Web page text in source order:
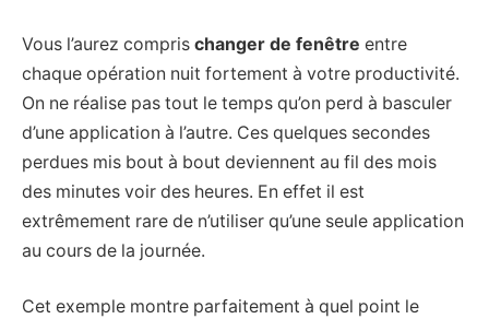
Vous l’aurez compris changer de fenêtre entre
chaque opération nuit fortement à votre productivité.
On ne réalise pas tout le temps qu’on perd à basculer
d’une application à l’autre. Ces quelques secondes
perdues mis bout à bout deviennent au fil des mois
des minutes voir des heures. En effet il est
extrêmement rare de n’utiliser qu’une seule application
au cours de la journée.
Cet exemple montre parfaitement à quel point le